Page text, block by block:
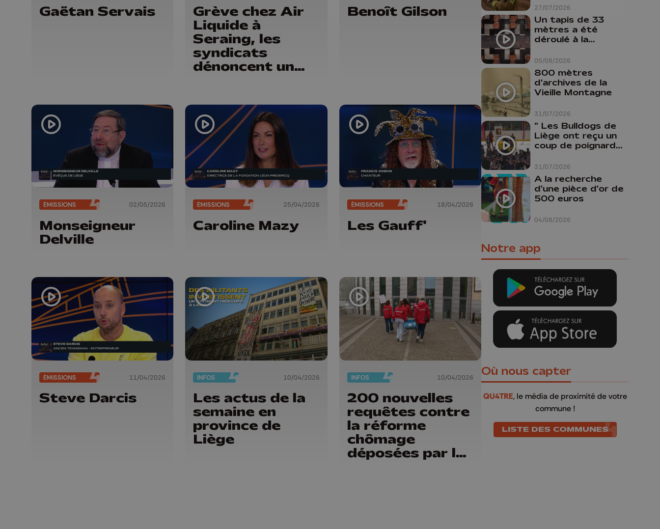
Gaëtan Servais
Grève chez Air
Liquide à
Seraing, les
syndicats
dénoncent un
travailleurs
n’apprécient
pas »
Benoît Gilson
ÉMISSIONS 02/05/2026
Monseigneur
Delville
ÉMISSIONS 25/04/2026
Caroline Mazy
ÉMISSIONS 18/04/2026
Les Gauff'
ÉMISSIONS 11/04/2026
Steve Darcis
INFOS 10/04/2026
Les actus de la
semaine en
province de
Liège
INFOS 10/04/2026
200 nouvelles
requêtes contre
la réforme
chômage
déposées par la
27/07/2026
province de Liège :
"Un citoyen qui
n'est formé ne
peut pas nous
aider"
05/08/2026
Un tapis de 33
mètres a été
déroulé à la
Liège
31/07/2026
800 mètres
d'archives de la
Vieille Montagne
31/07/2026
" Les Bulldogs de
Liège ont reçu un
coup de poignard
04/08/2026
A la recherche
d'une pièce d'or de
500 euros
Notre app
Où nous capter
QU4TRE, le média de proximité de votre
commune !
LISTE DES COMMUNES